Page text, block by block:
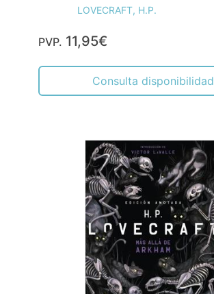
LOVECRAFT, H.P.
PVP. 11,95€
Consulta disponibilidad